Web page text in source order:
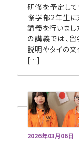
研修を予定し
際学部2年生に
講義を行いまし
の講義では、
説明やタイの
[…]
2026年03月06日